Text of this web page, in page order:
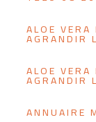
ALOE VERA
ALOE VERA
ANNUAIRE